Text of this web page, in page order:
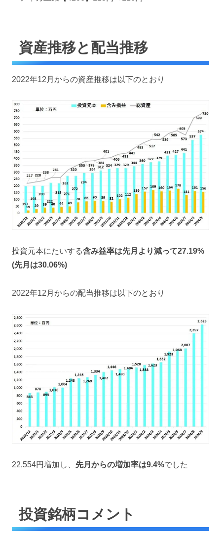
資産推移と配当推移
2022年12月からの資産推移は以下のとおり
投資元本にたいする含み益率は先月より減って27.19%
(先月は30.06%)
2022年12月からの配当推移は以下のとおり
22,554円増加し、 先月からの増加率は9.4%でした
投資銘柄コメント